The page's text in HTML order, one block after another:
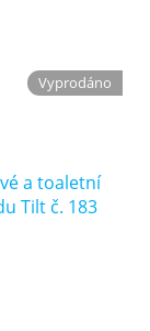
Vyprodáno